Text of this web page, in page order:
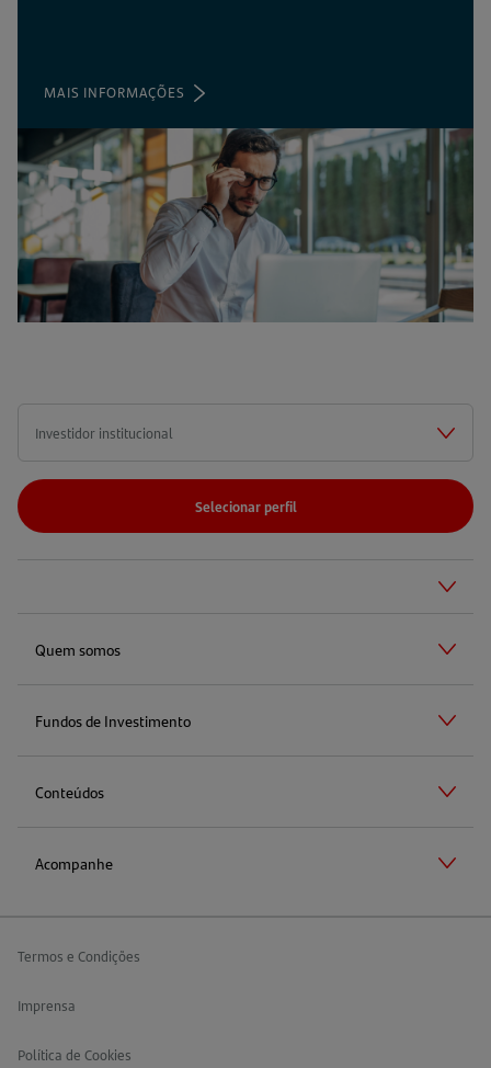
MAIS INFORMAÇÕES (ABRE
UMA
NOVA
ABA)
Selecionar perfil
Quem somos
Fundos de Investimento
Conteúdos
Acompanhe
Termos e Condições
Imprensa
Política de Cookies